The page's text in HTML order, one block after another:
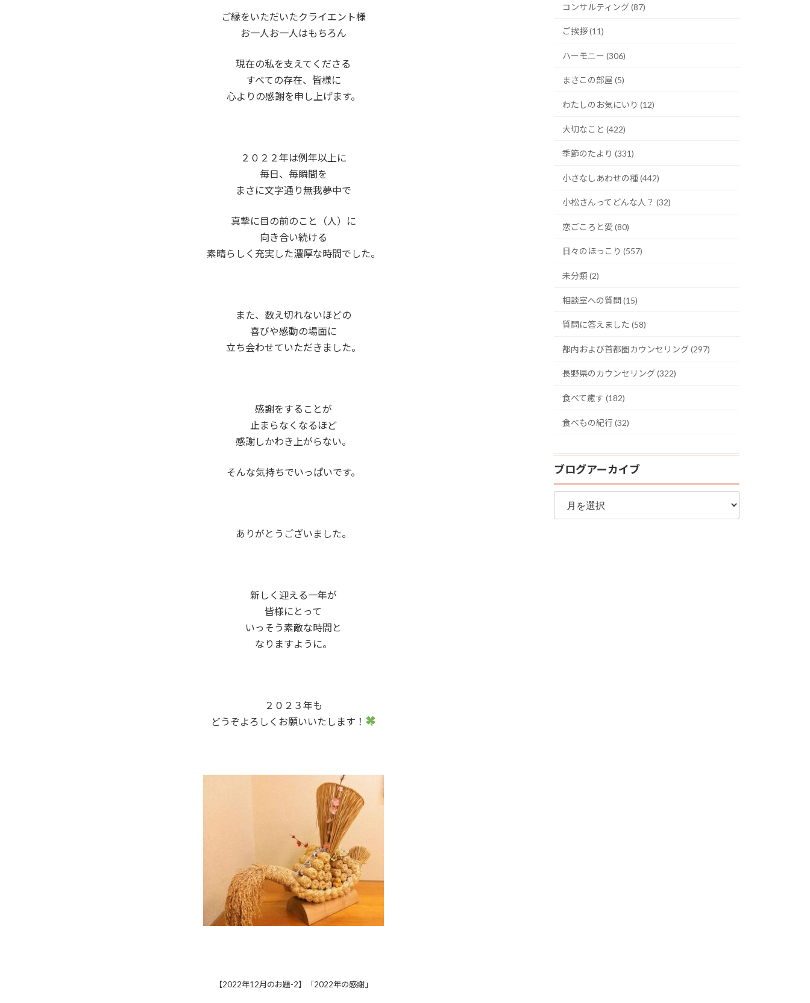
ご縁をいただいたクライエント様
お一人お一人はもちろん
現在の私を支えてくださる
すべての存在、皆様に
心よりの感謝を申し上げます。
２０２２年は例年以上に
毎日、毎瞬間を
まさに文字通り無我夢中で
真摯に目の前のこと（人）に
向き合い続ける
素晴らしく充実した濃厚な時間でした。
また、数え切れないほどの
喜びや感動の場面に
立ち会わせていただきました。
感謝をすることが
止まらなくなるほど
感謝しかわき上がらない。
そんな気持ちでいっぱいです。
ありがとうございました。
新しく迎える一年が
皆様にとって
いっそう素敵な時間と
なりますように。
２０２３年も
どうぞよろしくお願いいたします！
【2022年12月のお題-2】「2022年の感謝」
コンサルティング (87)
ご挨拶 (11)
ハーモニー (306)
まさこの部屋 (5)
わたしのお気にいり (12)
大切なこと (422)
季節のたより (331)
小さなしあわせの種 (442)
小松さんってどんな人？ (32)
恋ごころと愛 (80)
日々のほっこり (557)
未分類 (2)
相談室への質問 (15)
質問に答えました (58)
都内および首都圏カウンセリング (297)
長野県のカウンセリング (322)
食べて癒す (182)
食べもの紀行 (32)
ブログアーカイブ
ブ
グ